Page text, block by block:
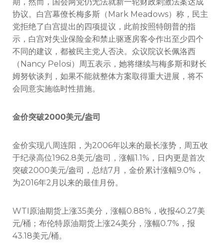
协议。白宫幕僚长梅多斯（Mark Meadows）称，民主
党拒绝了白宫提出的四项提议，此前按照特朗普的指
示，白宫对失业保险金和禁止驱逐房客令作出至少四个
不同的建议，都被民主党人否决。众议院议长佩洛西
（Nancy Pelosi）周五表示，她将继续与梅多斯和财长
姆努钦谈判，如果不能就整体方案取得重大进展，将不
会同意实施临时性措施。
金价突破2000美元/盎司
金价实现八周连阳，为2006年以来的最长涨势，周五收
于纪录高位1962.8美元/盎司，涨幅1.1%，日内更是首次
突破2000美元/盎司，总结7月，金价累计涨幅9.0%，
为2016年2月以来的最佳月份。
WTI原油期货上涨35美分，涨幅0.88%，收报40.27美
元/桶；布伦特原油期货上涨24美分，涨幅0.7%，报
43.18美元/桶。